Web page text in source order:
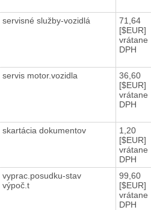
servisné služby-vozidlá
71,64
[$EUR]
vrátane
DPH
servis motor.vozidla
36,60
[$EUR]
vrátane
DPH
skartácia dokumentov
1,20
[$EUR]
vrátane
DPH
vyprac.posudku-stav
výpoč.t
99,60
[$EUR]
vrátane
DPH